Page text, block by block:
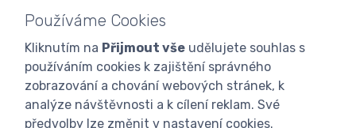
Doprava a platba zboží
Obchodní podmínky
Program digitalizace
Používáme Cookies
Kliknutím na Přijmout vše udělujete souhlas s
používáním cookies k zajištění správného
zobrazování a chování webových stránek, k
analýze návštěvnosti a k cílení reklam. Své
předvolby lze změnit v nastavení cookies.